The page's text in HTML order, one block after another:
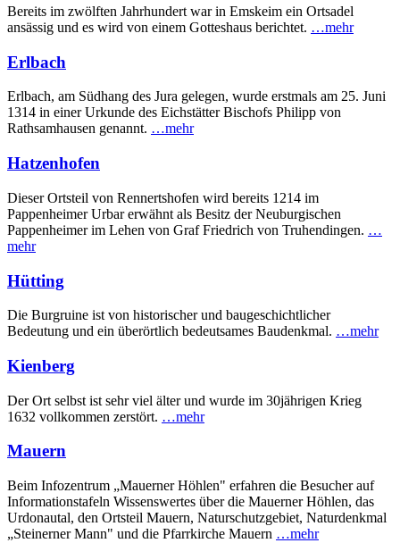
Bereits im zwölften Jahrhundert war in Emskeim ein Ortsadel
ansässig und es wird von einem Gotteshaus berichtet. …mehr
Erlbach
Erlbach, am Südhang des Jura gelegen, wurde erstmals am 25. Juni
1314 in einer Urkunde des Eichstätter Bischofs Philipp von
Rathsamhausen genannt. …mehr
Hatzenhofen
Dieser Ortsteil von Rennertshofen wird bereits 1214 im
Pappenheimer Urbar erwähnt als Besitz der Neuburgischen
Pappenheimer im Lehen von Graf Friedrich von Truhendingen. …
mehr
Hütting
Die Burgruine ist von historischer und baugeschichtlicher
Bedeutung und ein überörtlich bedeutsames Baudenkmal. …mehr
Kienberg
Der Ort selbst ist sehr viel älter und wurde im 30jährigen Krieg
1632 vollkommen zerstört. …mehr
Mauern
Beim Infozentrum „Mauerner Höhlen" erfahren die Besucher auf
Informationstafeln Wissenswertes über die Mauerner Höhlen, das
Urdonautal, den Ortsteil Mauern, Naturschutzgebiet, Naturdenkmal
„Steinerner Mann" und die Pfarrkirche Mauern …mehr